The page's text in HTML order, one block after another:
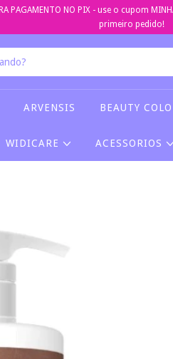
PAGAMENTO NO PIX - use o cupom
primeiro pedido!
ARVENSIS BEAUTY
WIDICARE ACESSORIOS